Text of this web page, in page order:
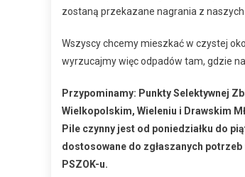
zostaną przekazane nagrania z naszych
Wszyscy chcemy mieszkać w czystej
wyrzucajmy więc odpadów tam, gdzie
Przypominamy: Punkty Selektywnej
Wielkopolskim, Wieleniu i Drawskim
Pile czynny jest od poniedziałku do
dostosowane do zgłaszanych
PSZOK-u.